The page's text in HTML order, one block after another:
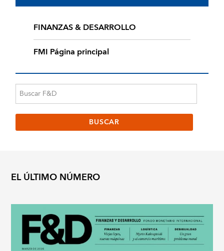
FINANZAS & DESARROLLO
FMI Página principal
EL ÚLTIMO NÚMERO